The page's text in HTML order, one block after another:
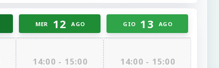
MER 12 AGO GIO 13 AGO
14:00 - 15:00 14:00 - 15:00